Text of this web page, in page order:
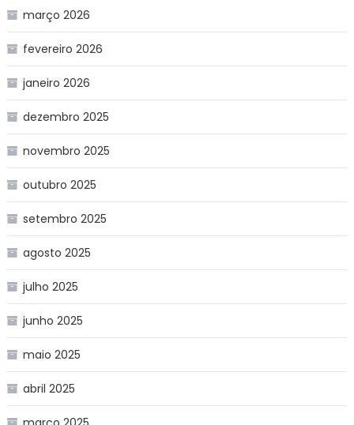
março 2026
fevereiro 2026
janeiro 2026
dezembro 2025
novembro 2025
outubro 2025
setembro 2025
agosto 2025
julho 2025
junho 2025
maio 2025
abril 2025